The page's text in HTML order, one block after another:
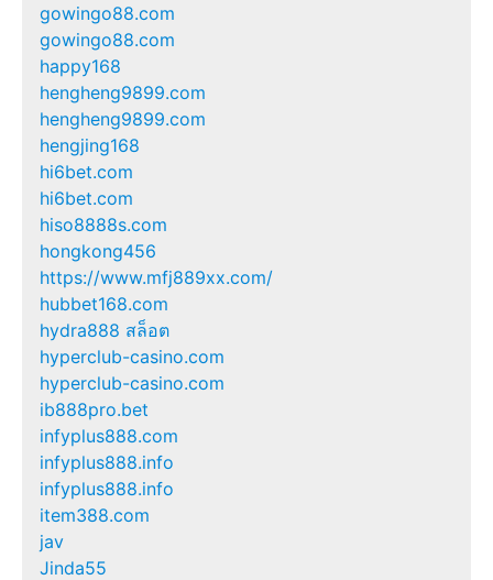
gowingo88.com
gowingo88.com
happy168
hengheng9899.com
hengheng9899.com
hengjing168
hi6bet.com
hi6bet.com
hiso8888s.com
hongkong456
https://www.mfj889xx.com/
hubbet168.com
hydra888 สล็อต
hyperclub-casino.com
hyperclub-casino.com
ib888pro.bet
infyplus888.com
infyplus888.info
infyplus888.info
item388.com
jav
Jinda55